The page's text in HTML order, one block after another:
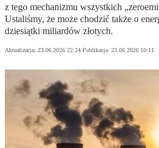
z tego mechanizmu wszystkich
Ustaliśmy, że może chodzić także o
dziesiątki miliardów złotych.
Aktualizacja: 23.06.2026 22:24 Publikacja: 23.06.2026 10:11